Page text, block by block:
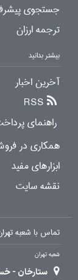
جستجوی
ترجمه ارزان
بیشتر بدانید
آخرین اخبار
RSS
راهنمای
همکاری در
ابزارهای مفید
نقشه سایت
تماس با شعبه
شعبه تهران
ستارخان - خسرو